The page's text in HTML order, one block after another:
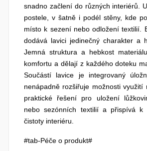
snadno začlení do různých interiérů.
postele, v šatně i podél stěny, kde
místo k sezení nebo odložení textilií.
dodává lavici jedinečný charakter a
Jemná struktura a hebkost
komfortu a dělají z každého doteku
Součástí lavice je integrovaný
nenápadně rozšiřuje možnosti využití
praktické řešení pro uložení
nebo sezónních textilií a přispívá k
čistoty interiéru.
#tab-Péče o produkt#